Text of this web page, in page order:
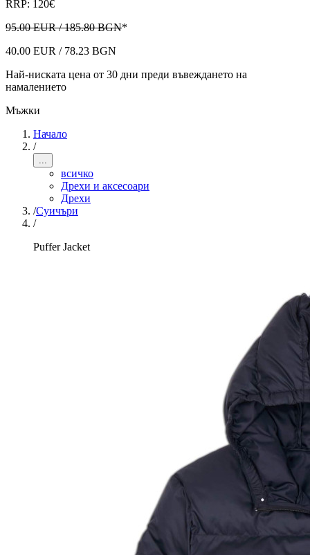
RRP: 120€
95.00 EUR / 185.80 BGN*
40.00 EUR / 78.23 BGN
Най-ниската цена от 30 дни преди въвеждането на
намалението
Мъжки
Начало
/
...
всичко
Дрехи и аксесоари
Дрехи
/Суичъри
/
Puffer Jacket